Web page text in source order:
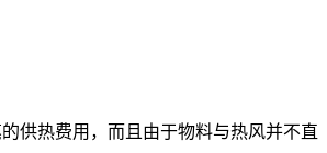
供热费用，而且由于物料与热风并不直